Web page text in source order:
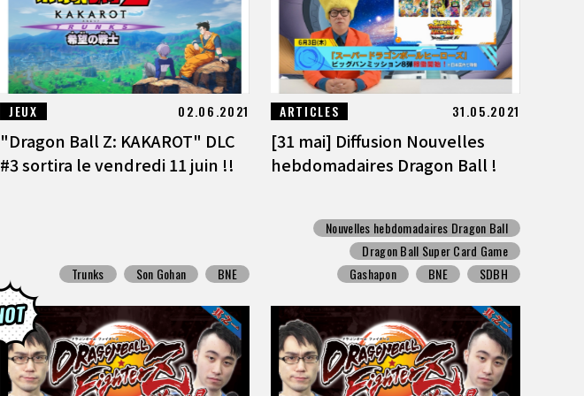
JEUX 02.06.2021
"Dragon Ball Z: KAKAROT" DLC
#3 sortira le vendredi 11 juin !!
Trunks Son Gohan BNE
ARTICLES 31.05.2021
[31 mai] Diffusion Nouvelles
hebdomadaires Dragon Ball !
Nouvelles hebdomadaires Dragon Ball
Dragon Ball Super Card Game
Gashapon
BNE SDBH